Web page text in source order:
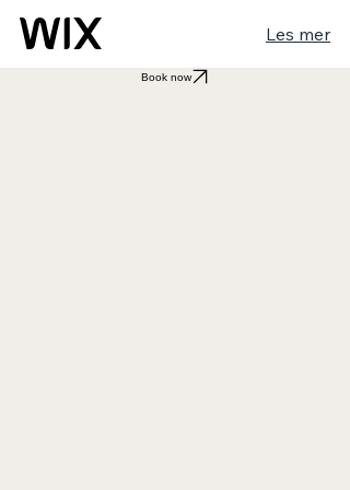
Les mer